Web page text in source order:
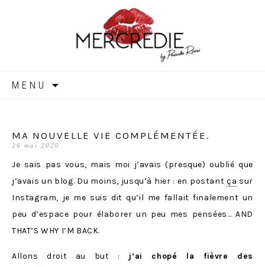
MERCREDIE
MENU
MA NOUVELLE VIE COMPLÉMENTÉE.
26 mai 2020
Je sais pas vous, mais moi j’avais (presque) oublié que
j’avais un blog. Du moins, jusqu’à hier : en postantça sur
Instagram, je me suis dit qu’il me fallait finalement un
peu d’espace pour élaborer un peu mes pensées… AND
THAT’S WHY I’M BACK.
Allons droit au but : j’ai chopé la fièvre des